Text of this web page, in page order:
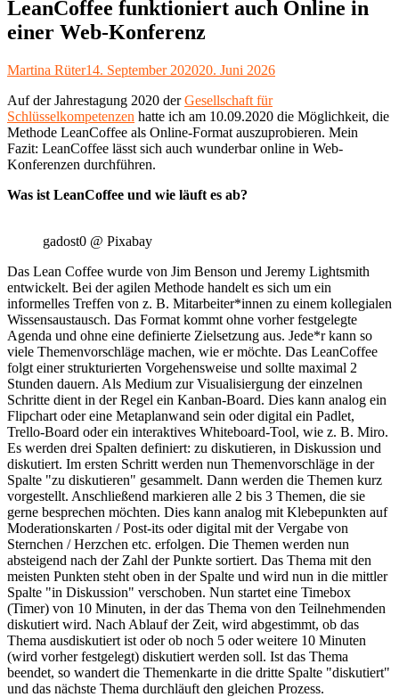
LeanCoffee funktioniert auch Online in
einer Web-Konferenz
Autor
Martina RüterVeröffentlicht
14. September 202020. Juni 2026
Auf der Jahrestagung 2020 derGesellschaft für
Schlüsselkompetenzen hatte ich am 10.09.2020 die Möglichkeit, die
Methode LeanCoffee als Online-Format auszuprobieren. Mein
Fazit: LeanCoffee lässt sich auch wunderbar online in Web-
Konferenzen durchführen.
Was ist LeanCoffee und wie läuft es ab?
gadost0 @ Pixabay
Das Lean Coffee wurde von Jim Benson und Jeremy Lightsmith
entwickelt. Bei der agilen Methode handelt es sich um ein
informelles Treffen von z. B. Mitarbeiter*innen zu einem kollegialen
Wissensaustausch. Das Format kommt ohne vorher festgelegte
Agenda und ohne eine definierte Zielsetzung aus. Jede*r kann so
viele Themenvorschläge machen, wie er möchte. Das LeanCoffee
folgt einer strukturierten Vorgehensweise und sollte maximal 2
Stunden dauern. Als Medium zur Visualisiergung der einzelnen
Schritte dient in der Regel ein Kanban-Board. Dies kann analog ein
Flipchart oder eine Metaplanwand sein oder digital ein Padlet,
Trello-Board oder ein interaktives Whiteboard-Tool, wie z. B. Miro.
Es werden drei Spalten definiert: zu diskutieren, in Diskussion und
diskutiert. Im ersten Schritt werden nun Themenvorschläge in der
Spalte "zu diskutieren" gesammelt. Dann werden die Themen kurz
vorgestellt. Anschließend markieren alle 2 bis 3 Themen, die sie
gerne besprechen möchten. Dies kann analog mit Klebepunkten auf
Moderationskarten / Post-its oder digital mit der Vergabe von
Sternchen / Herzchen etc. erfolgen. Die Themen werden nun
absteigend nach der Zahl der Punkte sortiert. Das Thema mit den
meisten Punkten steht oben in der Spalte und wird nun in die mittler
Spalte "in Diskussion" verschoben. Nun startet eine Timebox
(Timer) von 10 Minuten, in der das Thema von den Teilnehmenden
diskutiert wird. Nach Ablauf der Zeit, wird abgestimmt, ob das
Thema ausdiskutiert ist oder ob noch 5 oder weitere 10 Minuten
(wird vorher festgelegt) diskutiert werden soll. Ist das Thema
beendet, so wandert die Themenkarte in die dritte Spalte "diskutiert"
und das nächste Thema durchläuft den gleichen Prozess.